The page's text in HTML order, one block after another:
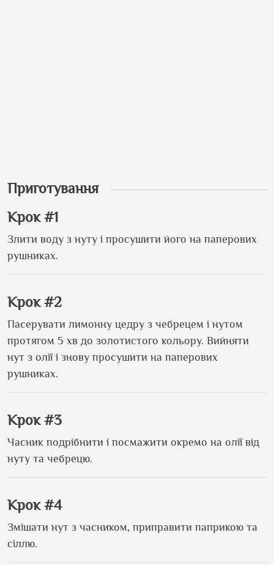
Приготування
Крок #1
Злити воду з нуту і просушити його на паперових
рушниках.
Крок #2
Пасерувати лимонну цедру з чебрецем і нутом
протягом 5 хв до золотистого кольору. Вийняти
нут з олії і знову просушити на паперових
рушниках.
Крок #3
Часник подрібнити і посмажити окремо на олії від
нуту та чебрецю.
Крок #4
Змішати нут з часником, приправити паприкою та
сіллю.